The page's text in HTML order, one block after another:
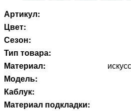
Артикул:
Цвет:
Сезон:
Тип товара:
Материал:
Модель:
Каблук:
Материал подкладки: